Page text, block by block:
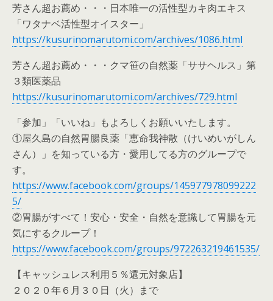
芳さん超お薦め・・・日本唯一の活性型カキ肉エキス
「ワタナベ活性型オイスター」
https://kusurinomarutomi.com/archives/1086.html
芳さん超お薦め・・・クマ笹の自然薬「ササヘルス」第
３類医薬品
https://kusurinomarutomi.com/archives/729.html
「参加」「いいね」もよろしくお願いいたします。
①屋久島の自然胃腸良薬「恵命我神散（けいめいがしん
さん）」を知っている方・愛用してる方のグループで
す。
https://www.facebook.com/groups/145977978099222
5/
②胃腸がすべて！安心・安全・自然を意識して胃腸を元
気にするクループ！
https://www.facebook.com/groups/972263219461535/
【キャッシュレス利用５％還元対象店】
２０２０年６月３０日（火）まで